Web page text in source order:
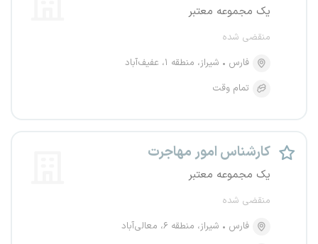
یک مجموعه معتبر
منقضی شده
فارس
شیراز، منطقه ۱، عفیف‌آباد
تمام وقت
کارشناس امور مهاجرت
یک مجموعه معتبر
منقضی شده
فارس
شیراز، منطقه ۶، معالی‌آباد